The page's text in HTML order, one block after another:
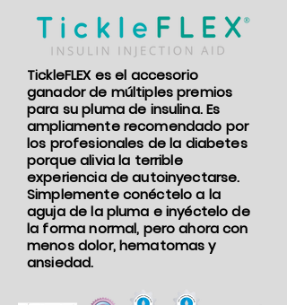
TickleFLEX es el accesorio
ganador de múltiples premios
para su pluma de insulina. Es
ampliamente recomendado por
los profesionales de la diabetes
porque alivia la terrible
experiencia de autoinyectarse.
Simplemente conéctelo a la
aguja de la pluma e inyéctelo de
la forma normal, pero ahora con
menos dolor, hematomas y
ansiedad.